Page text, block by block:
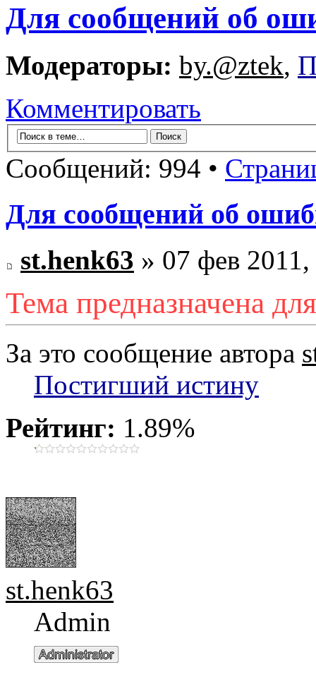
Для сообщений об
Модераторы: by.@ztek,
Комментировать
Сообщений: 994 •
Для сообщений об
st.henk63 » 07 фев
Тема предназначена
За это сообщение автора
Постигший истину
Рейтинг: 1.89%
st.henk63
Admin